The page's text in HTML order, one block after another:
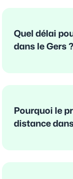
Quel délai
dans le Gers ?
Pourquoi le
distance